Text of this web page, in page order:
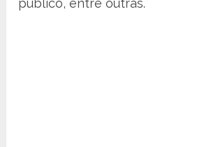
público, entre outras.